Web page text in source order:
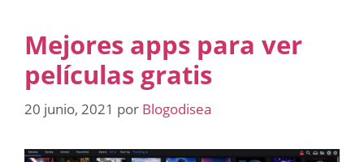
Mejores apps para ver
películas gratis
20 junio, 2021 por Blogodisea